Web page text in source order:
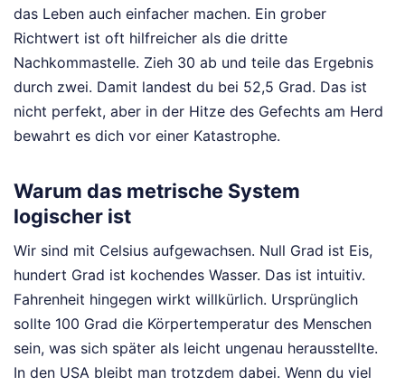
das Leben auch einfacher machen. Ein grober
Richtwert ist oft hilfreicher als die dritte
Nachkommastelle. Zieh 30 ab und teile das Ergebnis
durch zwei. Damit landest du bei 52,5 Grad. Das ist
nicht perfekt, aber in der Hitze des Gefechts am Herd
bewahrt es dich vor einer Katastrophe.
Warum das metrische System
logischer ist
Wir sind mit Celsius aufgewachsen. Null Grad ist Eis,
hundert Grad ist kochendes Wasser. Das ist intuitiv.
Fahrenheit hingegen wirkt willkürlich. Ursprünglich
sollte 100 Grad die Körpertemperatur des Menschen
sein, was sich später als leicht ungenau herausstellte.
In den USA bleibt man trotzdem dabei. Wenn du viel